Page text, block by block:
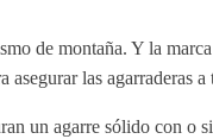
de montaña. Y la
las agarraderas
un agarre sólido con o